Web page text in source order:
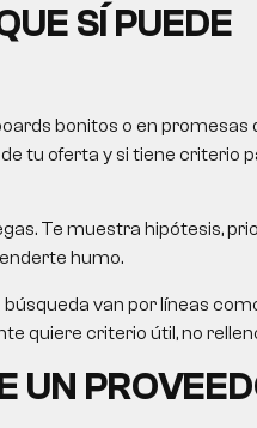
SÍ PUEDE
bonitos o en promesas
tu oferta y si tiene criterio
Te muestra hipótesis,
humo.
van por líneas
quiere criterio útil, no
UN